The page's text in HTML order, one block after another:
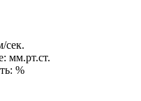
сек.
мм.рт.ст.
%